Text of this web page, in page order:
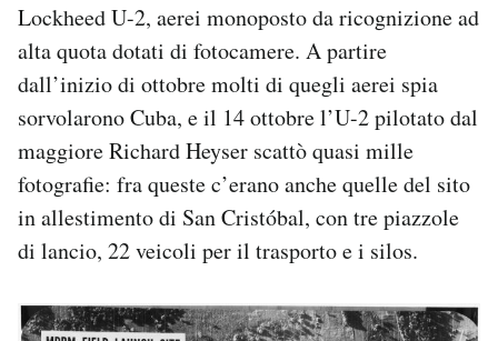
Lockheed U-2, aerei monoposto da ricognizione ad
alta quota dotati di fotocamere. A partire
dall’inizio di ottobre molti di quegli aerei spia
sorvolarono Cuba, e il 14 ottobre l’U-2 pilotato dal
maggiore Richard Heyser scattò quasi mille
fotografie: fra queste c’erano anche quelle del sito
in allestimento di San Cristóbal, con tre piazzole
di lancio, 22 veicoli per il trasporto e i silos.